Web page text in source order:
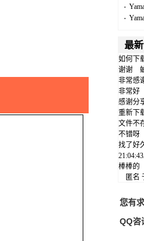
最
如何下
谢谢
非常感
非常好
感谢分
重新下
文件不
不错呀
找了好
棒棒的
匿名
您有
QQ咨